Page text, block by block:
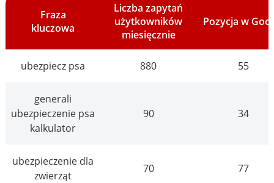
Fraza
kluczowa
Liczba zapytań
użytkowników
miesięcznie
Pozycja w
ubezpiecz psa 880 55
generali
ubezpieczenie psa
kalkulator
90 34
ubezpieczenie dla
zwierząt
70 77